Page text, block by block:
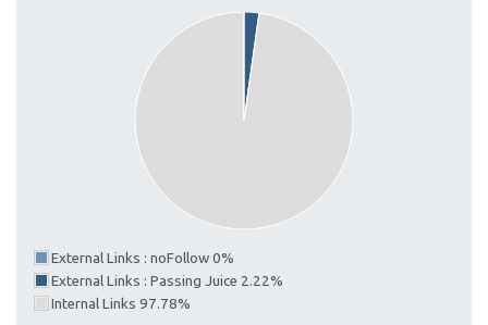
External Links : noFollow 0%
External Links : Passing Juice 2.22%
Internal Links 97.78%